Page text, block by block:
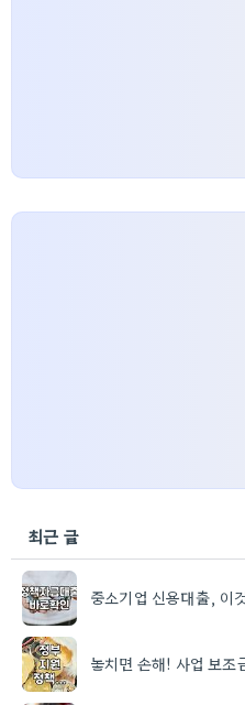
최근 글
중소기업 신용대출, 이
놓치면 손해! 사업 보조